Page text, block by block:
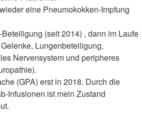
eine Pneumokokken-Impfung
(seit 2014) , dann im Laufe
Lungenbeteiligung,
Nervensystem und peripheres
(GPA) erst in 2018. Durch die
Infusionen ist mein Zustand